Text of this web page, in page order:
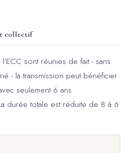
collectif
sont réunies de fait - sans
- la transmission peut bénéficier
seulement 6 ans
durée totale est réduite de 8 à 6